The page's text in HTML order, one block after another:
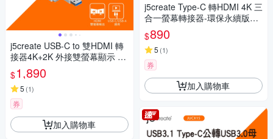
j5create USB-C to 雙HDMI 轉
接器4K+2K 外接雙螢幕顯示 –
JCA365
$1,890
5 (1)
券
加入購物車
j5create Type-C 轉HDMI 4K 三
合一螢幕轉接器-環保永續版– J
CA379EW(自然白)
$890
5 (1)
券
加入購物車